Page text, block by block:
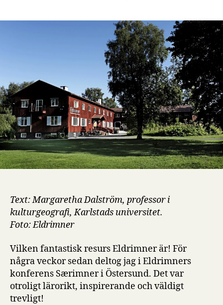
och
mathantverk
i
centrum
Text: Margaretha Dalström, professor i
kulturgeografi, Karlstads universitet.
Foto: Eldrimner
Vilken fantastisk resurs Eldrimner är! För
några veckor sedan deltog jag i Eldrimners
konferens Særimner i Östersund. Det var
otroligt lärorikt, inspirerande och väldigt
trevligt!